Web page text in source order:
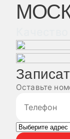
Оставьте